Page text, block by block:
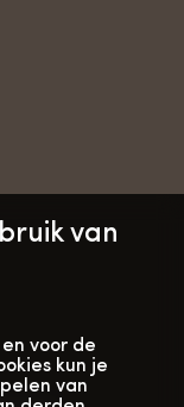
van
voor de
kun je
van